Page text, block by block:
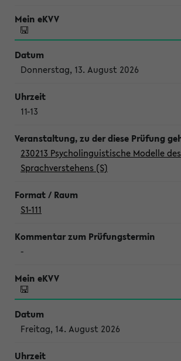
Donnerstag, 13. August 2026
11-13
230213 Psycholinguistische Modelle des
Sprachverstehens (S)
S1-111
-
Freitag, 14. August 2026